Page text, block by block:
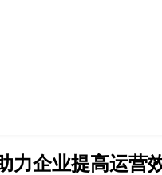
力企业提高运营